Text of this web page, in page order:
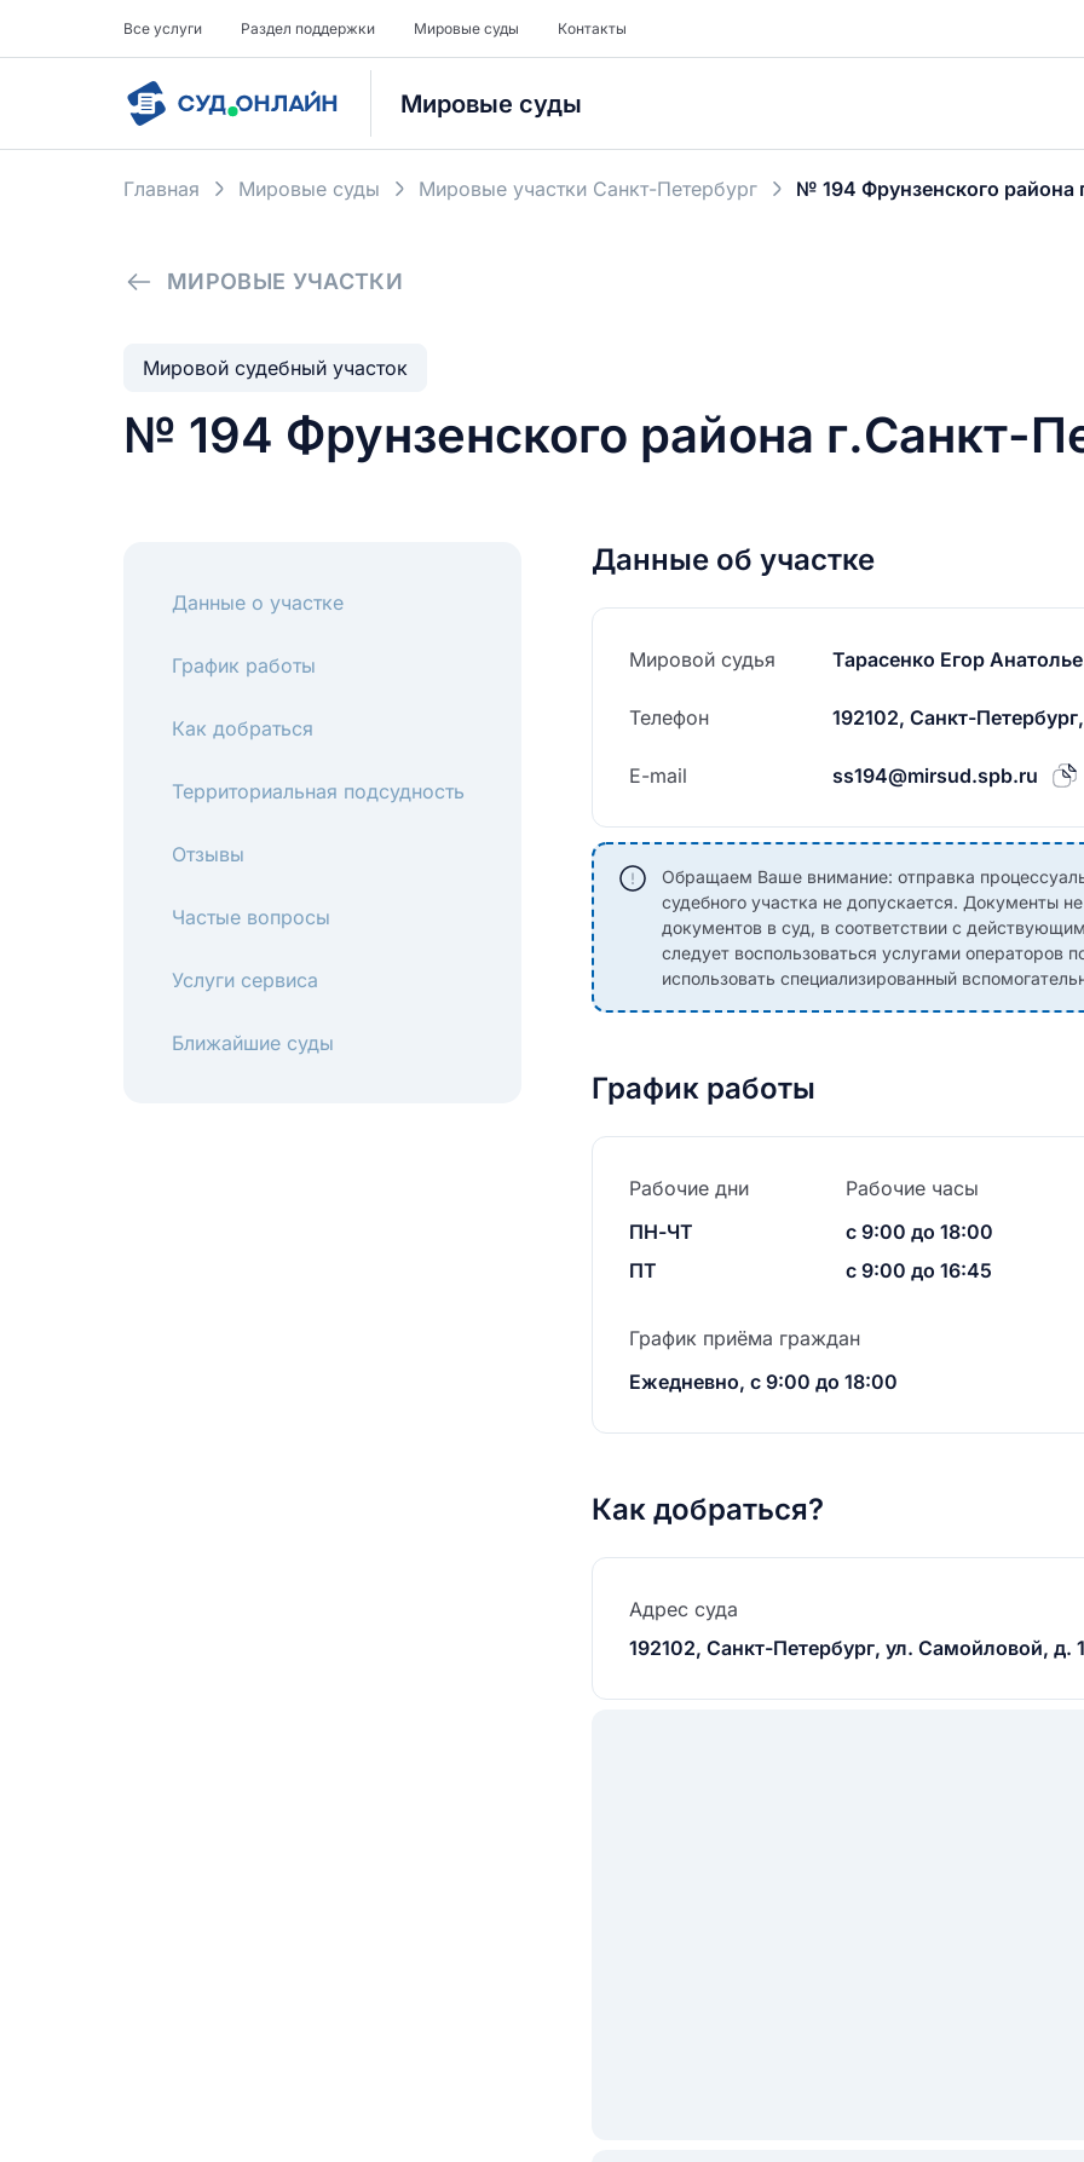
Все услуги Раздел поддержки Мировые суды Контакты
Мировые суды
Главная Мировые суды Мировые участки Санкт-Петербург № 194 Фрунзенского района
МИРОВЫЕ УЧАСТКИ
Мировой судебный участок
№ 194 Фрунзенского района г.Санкт-
Данные о участке
График работы
Как добраться
Территориальная подсудность
Отзывы
Частые вопросы
Услуги сервиса
Ближайшие суды
Данные об участке
Мировой судья Тарасенко Егор
Телефон 192102, Санкт-
E-mail ss194@mirsud.spb.ru
Обращаем Ваше внимание: отправка
судебного участка не допускается. Документы
документов в суд, в соответствии с
следует воспользоваться услугами операторов
использовать специализированный
График работы
Рабочие дни
ПН-ЧТ
ПТ
Рабочие часы
с 9:00 до 18:00
с 9:00 до 16:45
График приёма граждан
Ежедневно, с 9:00 до 18:00
Как добраться?
Адрес суда
192102, Санкт-Петербург, ул. Самойловой, д.